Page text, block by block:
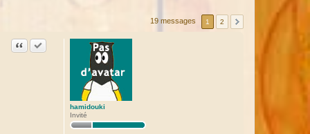
19 messages 1 2
hamidouki
Invité
CitationAccepter cette réponse